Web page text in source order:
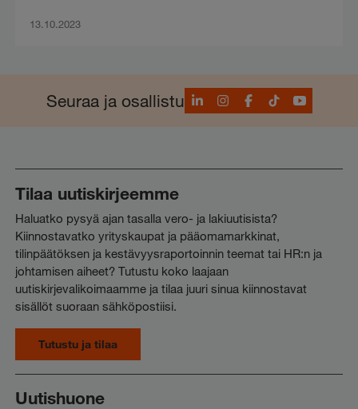
13.10.2023
Seuraa ja osallistuLinkedInInstagram
Facebook
TikTokYouTube
Tilaa uutiskirjeemme
Haluatko pysyä ajan tasalla vero- ja lakiuutisista?
Kiinnostavatko yrityskaupat ja pääomamarkkinat,
tilinpäätöksen ja kestävyysraportoinnin teemat tai HR:n ja
johtamisen aiheet? Tutustu koko laajaan
uutiskirjevalikoimaamme ja tilaa juuri sinua kiinnostavat
sisällöt suoraan sähköpostiisi.
Tutustu ja tilaa
Uutishuone